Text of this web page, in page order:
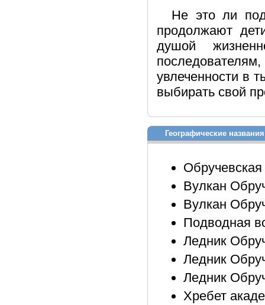
Не это ли
продолжают
душой
увлеченности в
выбирать свой
Географические названия
Вулкан
Вулкан
Подводная
Ледник
Ледник
Ледник
Хребет